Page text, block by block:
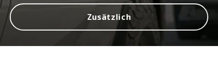
Zusätzlich